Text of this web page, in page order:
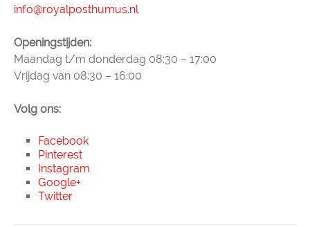
info@royalposthumus.nl
Openingstijden:
Maandag t/m donderdag 08:30 – 17:00
Vrijdag van 08:30 – 16:00
Volg ons:
Facebook
Pinterest
Instagram
Google+
Twitter